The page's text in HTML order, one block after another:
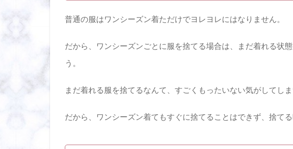
肥し
って
う
ズン
服は
衣替
時期
普通の服はワンシーズン着ただけでヨレヨレにはなりません。
だから、ワンシーズンごとに服を捨てる場合は、まだ着れる状
う。
まだ着れる服を捨てるなんて、すごくもったいない気がしてしま
だから、ワンシーズン着てもすぐに捨てることはできず、捨て